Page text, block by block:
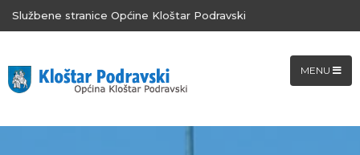
Službene stranice Općine Kloštar Podravski
MENU